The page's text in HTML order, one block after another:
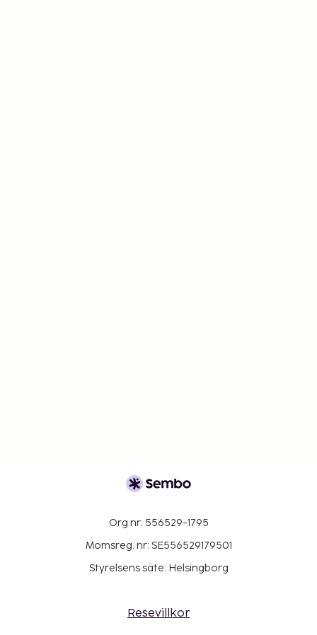
Org nr: 556529-1795
Momsreg. nr: SE556529179501
Styrelsens säte: Helsingborg
Resevillkor